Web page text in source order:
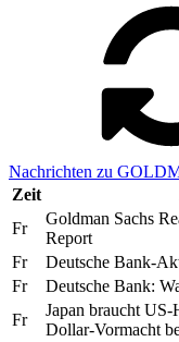
Nachrichten zu
Zeit
Fr
Goldman Sachs
Report
Fr
Deutsche Bank-
Fr
Deutsche Bank:
Fr
Japan braucht
Dollar-Vormacht